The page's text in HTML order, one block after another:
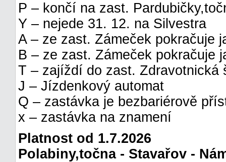
P – končí na zast.
Y – nejede 31. 12. na Silvestra
A – ze zast. Zámeček pokračuje
B – ze zast. Zámeček pokračuje
T – zajíždí do zast. Zdravotnická
J – Jízdenkový automat
Q – zastávka je bezbariérově
x – zastávka na znamení
Platnost od 1.7.2026
Polabiny,točna - Stavařov -